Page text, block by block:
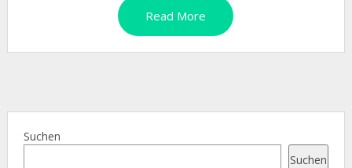
Read More
Suchen
Suchen